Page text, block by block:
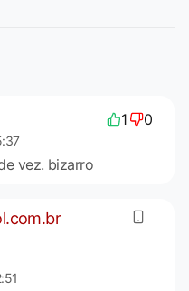
1 0
vez. bizarro